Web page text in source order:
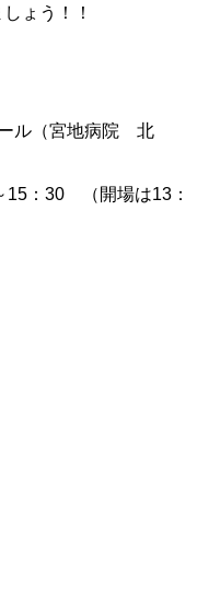
しょう！！
ル（宮地病院 北
15 ： 30 （開場は13 ：